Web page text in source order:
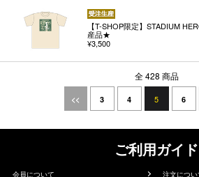
【T-SHOP限定】STADIUM
産品★
¥3,500
全 428 商品
<< 3 4 5 6
ご利用ガイド
会員について 注文につい